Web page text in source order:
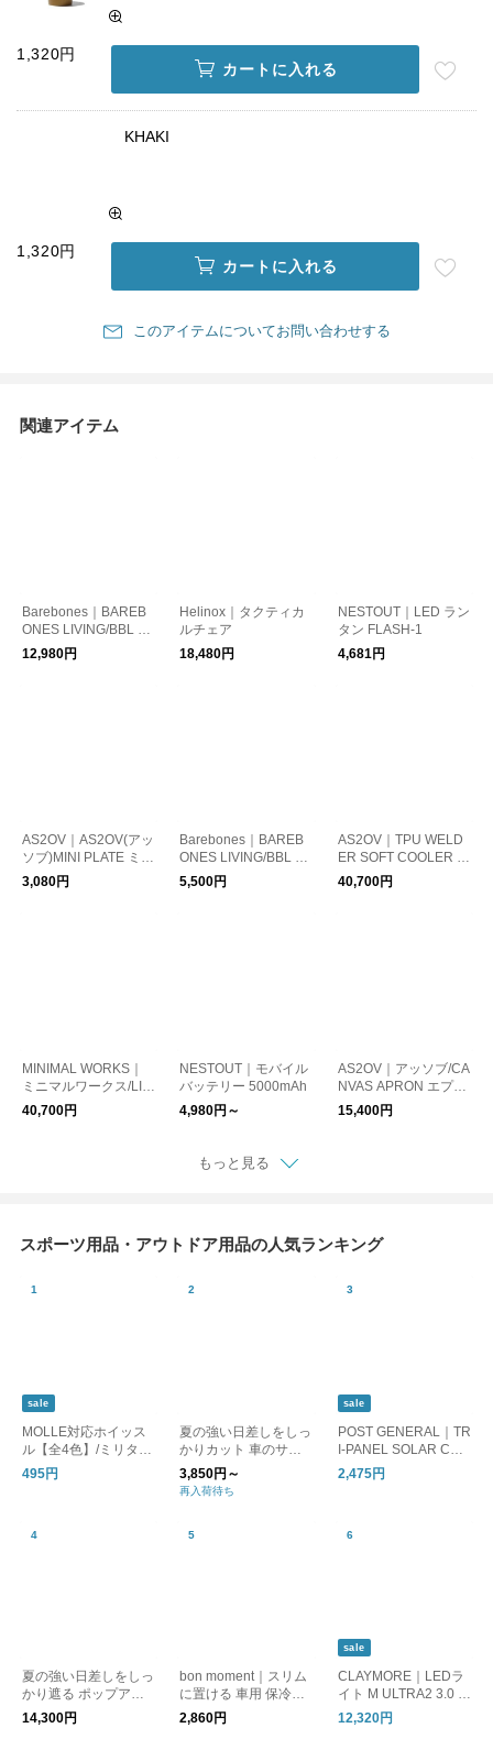
1,320円
カートに入れる
KHAKI
1,320円
カートに入れる
このアイテムについてお問い合わせする
関連アイテム
Barebones｜BAREB
ONES LIVING/BBL レ
イルロードランプ LE
D ランタン アンティ
12,980円
Helinox｜タクティカ
ルチェア
18,480円
NESTOUT｜LED ラン
タン FLASH-1
4,681円
AS2OV｜AS2OV(アッ
ソブ)MINI PLATE ミニ
プレート テーブルウ
ェア
3,080円
Barebones｜BAREB
ONES LIVING/BBL N
EWMini Edison Lanter
n ミニ エジソンランタ
5,500円
AS2OV｜TPU WELD
ER SOFT COOLER B
AG 35L ソフトクーラ
ーバッグ 420D TPU
40,700円
MINIMAL WORKS｜
ミニマルワークス/LIF
E CHAIR B
40,700円
NESTOUT｜モバイル
バッテリー 5000mAh
4,980円～
AS2OV｜アッソブ/CA
NVAS APRON エプロ
ン
15,400円
もっと見る
スポーツ用品・アウトドア用品の人気ランキング
sale
MOLLE対応ホイッス
ル【全4色】/ミリタリ
ー 笛 防災
495円
夏の強い日差しをしっ
かりカット 車のサン
シェード / ZECL
3,850円～
再入荷待ち
sale
POST GENERAL｜TR
I-PANEL SOLAR CHA
RGED LED LIGHT / ト
リパネル ソーラーチ
2,475円
夏の強い日差しをしっ
かり遮る ポップアッ
プテント（反射85％
／遮熱61％） ZECL
14,300円
bon moment｜スリム
に置ける 車用 保冷バ
ッグ シートバッグポ
ケット
2,860円
sale
CLAYMORE｜LEDラ
イト M ULTRA2 3.0 M
ウルトラ2 キャンプ ア
ウトドア 防災 ランタ
12,320円